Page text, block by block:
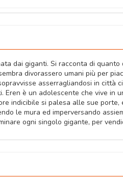
dai giganti. Si racconta di
divorassero umani più per
asserragliandosi in città
è un adolescente che vive in
indicibile si palesa alle sue porte,
le mura ed imperversando
ogni singolo gigante, per